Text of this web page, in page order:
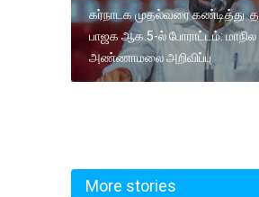
கர்நாடக முதல்வரை கண்டித்து
பாஜக ஆக.5-ல் போராட்டம்:
அண்ணாமலை அறிவிப்பு
More stories